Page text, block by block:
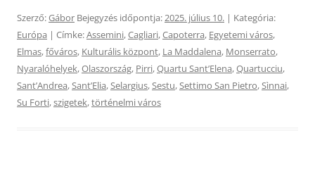
Szerző:Gábor Bejegyzés időpontja:2025. július 10. | Kategória:
Európa | Címke:Assemini,Cagliari,Capoterra, Egyetemi város,
Elmas,főváros, Kulturális központ, La Maddalena, Monserrato,
Nyaralóhelyek,Olaszország, Pirri,Quartu SantʼElena,Quartucciu,
SantʼAndrea,SantʼElia,Selargius,Sestu,Settimo San Pietro,Sìnnai,
Su Forti,szigetek,történelmi város